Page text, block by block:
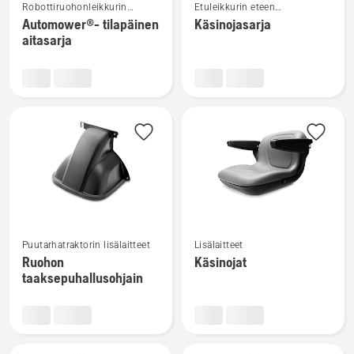
lisätietoja
tuotteesta
Automower®-
Robottiruohonleikkurin
lisälaitteet
Automower®- tilapäinen
aitasarja
lisätietoja
tuotteesta
Etuleikkurin eteen
kiinnitettävät lisälaitteet
Käsinojasarja
lisätietoja
tuotteesta
Ruohon
Puutarhatraktorin lisälaitteet
Ruohon
taaksepuhallusohjain
lisätietoja
tuotteesta
Lisälaitteet
Käsinojat